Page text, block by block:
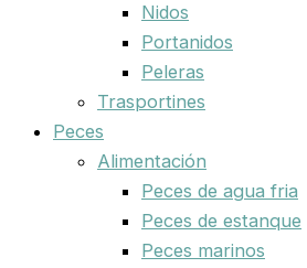
Nidos
Portanidos
Peleras
Trasportines
Peces
Alimentación
Peces de agua fria
Peces de estanque
Peces marinos